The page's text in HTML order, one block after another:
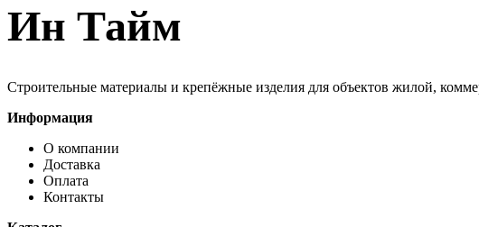
Ин Тайм
Строительные материалы и крепёжные изделия для объектов жилой,
Информация
О компании
Доставка
Оплата
Контакты